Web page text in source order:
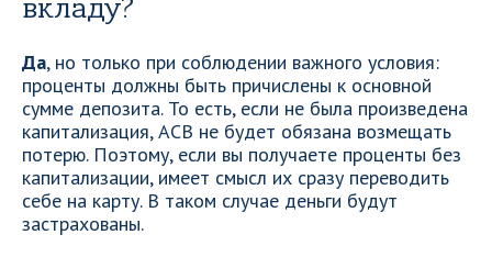
вкладу?
Да, но только при соблюдении важного условия:
проценты должны быть причислены к основной
сумме депозита. То есть, если не была произведена
капитализация, АСВ не будет обязана возмещать
потерю. Поэтому, если вы получаете проценты без
капитализации, имеет смысл их сразу переводить
себе на карту. В таком случае деньги будут
застрахованы.